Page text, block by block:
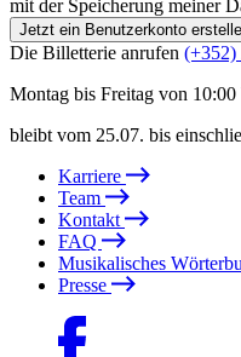
mit der Speicherung meiner
Jetzt ein Benutzerkonto
Die Billetterie anrufen (+352)
Montag bis Freitag von
bleibt vom 25.07. bis
Karriere
Team
Kontakt
FAQ
Musikalisches
Presse